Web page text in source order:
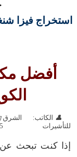
استخراج فيزا
أفضل
الكويت
الكاتب: الشرق
للتأشيرات
إذا كنت تبحث عن